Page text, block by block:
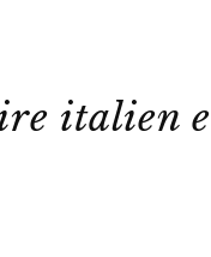
italien